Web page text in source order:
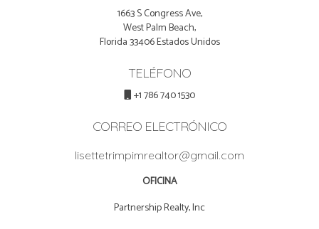
1663 S Congress Ave,
West Palm Beach,
Florida 33406 Estados Unidos
TELÉFONO
+1 786 740 1530
CORREO ELECTRÓNICO
lisettetrimpimrealtor@gmail.com
OFICINA
Partnership Realty, Inc